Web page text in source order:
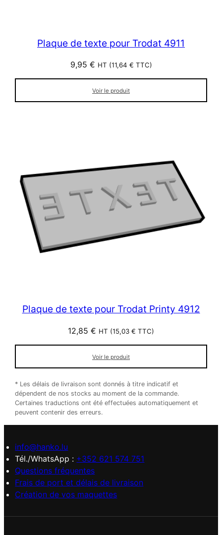
Plaque de texte pour Trodat 4911
9,95 € HT (11,64 € TTC)
Voir le produit
Plaque de texte pour Trodat Printy 4912
12,85 € HT (15,03 € TTC)
Voir le produit
* Les délais de livraison sont donnés à titre indicatif et
dépendent de nos stocks au moment de la commande.
Certaines traductions ont été effectuées automatiquement et
peuvent contenir des erreurs.
info@hanko.lu
Tél./WhatsApp : +352 621 574 751
Questions fréquentes
Frais de port et délais de livraison
Création de vos maquettes